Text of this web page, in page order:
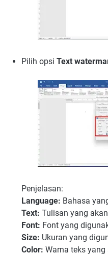
Pilih opsi Text
Penjelasan:
Language: Bahasa
Text: Tulisan yang
Font: Font yang
Size: Ukuran yang
Color: Warna teks